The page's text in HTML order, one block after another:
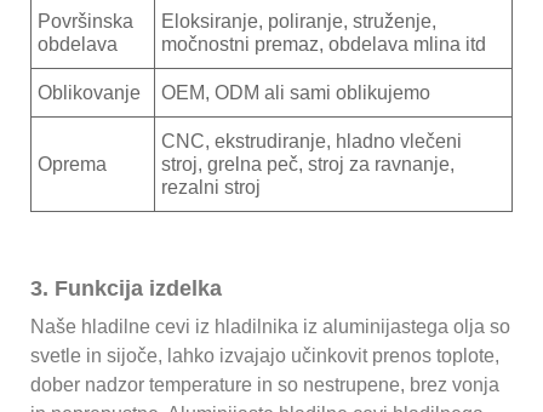
Površinska
obdelava
Eloksiranje, poliranje, struženje,
močnostni premaz, obdelava mlina itd
Oblikovanje OEM, ODM ali sami oblikujemo
Oprema
CNC, ekstrudiranje, hladno vlečeni
stroj, grelna peč, stroj za ravnanje,
rezalni stroj
3. Funkcija izdelka
Naše hladilne cevi iz hladilnika iz aluminijastega olja so
svetle in sijoče, lahko izvajajo učinkovit prenos toplote,
dober nadzor temperature in so nestrupene, brez vonja